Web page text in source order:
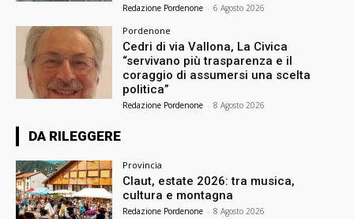
Redazione Pordenone - 6 Agosto 2026
Pordenone
Cedri di via Vallona, La Civica
“servivano più trasparenza e il
coraggio di assumersi una scelta
politica”
Redazione Pordenone - 8 Agosto 2026
DA RILEGGERE
Provincia
Claut, estate 2026: tra musica,
cultura e montagna
Redazione Pordenone - 8 Agosto 2026